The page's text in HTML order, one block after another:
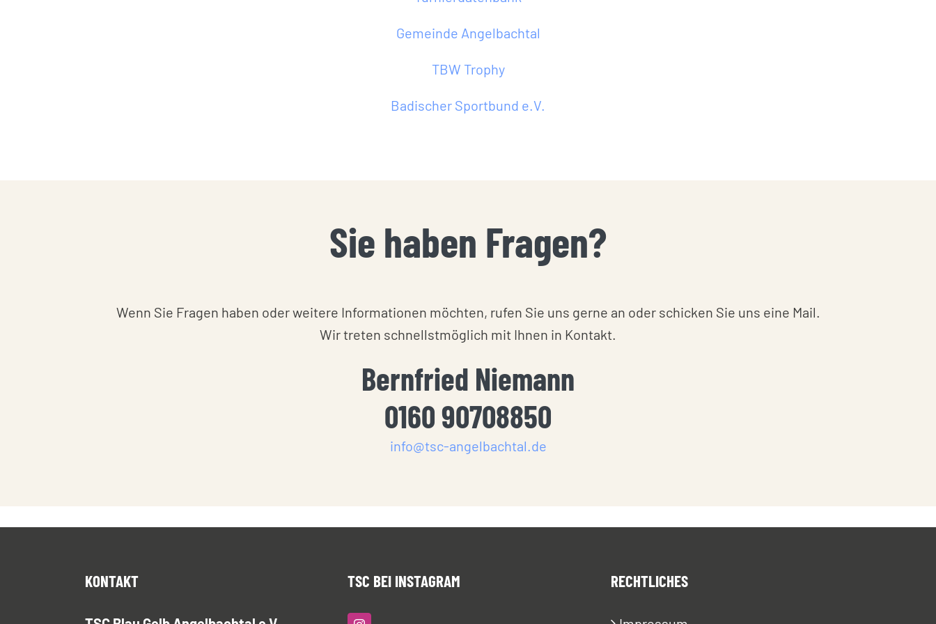
Gemeinde Angelbachtal
TBW Trophy
Badischer Sportbund e.V.
Sie haben Fragen?
Wenn Sie Fragen haben oder weitere Informationen möchten, rufen Sie uns gerne an oder schicken Sie uns eine Mail.
Wir treten schnellstmöglich mit Ihnen in Kontakt.
Bernfried Niemann
0160 90708850
info@tsc-angelbachtal.de
KONTAKT TSC BEI INSTAGRAM RECHTLICHES